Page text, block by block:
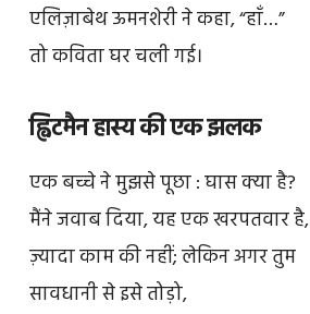
एलिज़ाबेथ ऊमनशेरी ने कहा, “हाँ…”
तो कविता घर चली गई।
ह्विटमैन हास्य की एक झलक
एक बच्चे ने मुझसे पूछा : घास क्या है?
मैंने जवाब दिया, यह एक खरपतवार है,
ज़्यादा काम की नहीं; लेकिन अगर तुम
सावधानी से इसे तोड़ो,